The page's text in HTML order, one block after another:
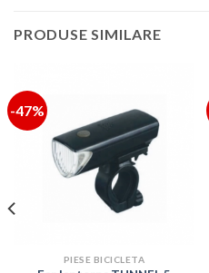
PRODUSE SIMILARE
-47%
PIESE BICICLETA